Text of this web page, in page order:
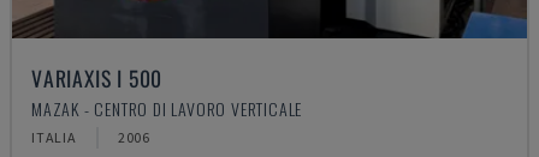
VARIAXIS I 500
MAZAK - CENTRO DI LAVORO VERTICALE
ITALIA 2006